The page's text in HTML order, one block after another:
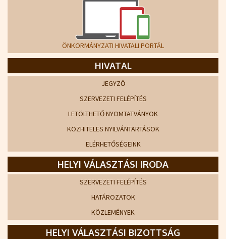
ÖNKORMÁNYZATI HIVATALI PORTÁL
HIVATAL
JEGYZŐ
SZERVEZETI FELÉPÍTÉS
LETÖLTHETŐ NYOMTATVÁNYOK
KÖZHITELES NYILVÁNTARTÁSOK
ELÉRHETŐSÉGEINK
HELYI VÁLASZTÁSI IRODA
SZERVEZETI FELÉPÍTÉS
HATÁROZATOK
KÖZLEMÉNYEK
HELYI VÁLASZTÁSI BIZOTTSÁG